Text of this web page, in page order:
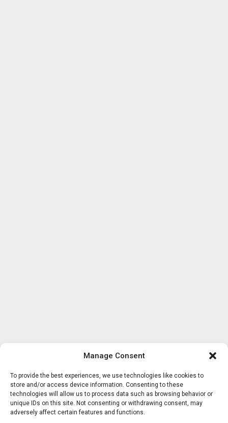
Manage Consent
To provide the best experiences, we use technologies like cookies to
store and/or access device information. Consenting to these
technologies will allow us to process data such as browsing behavior or
unique IDs on this site. Not consenting or withdrawing consent, may
adversely affect certain features and functions.